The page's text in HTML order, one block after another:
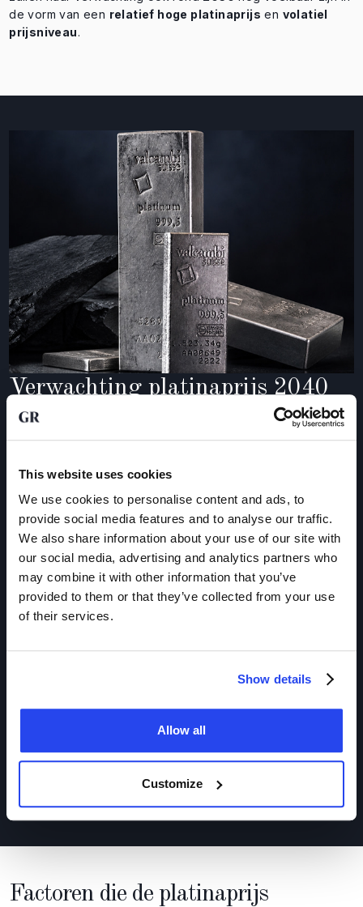
This website uses cookies
We use cookies to personalise content and ads, to
provide social media features and to analyse our traffic.
We also share information about your use of our site with
our social media, advertising and analytics partners who
may combine it with other information that you’ve
provided to them or that they’ve collected from your use
of their services.
Show details
Allow all
Customize
de vorm van een relatief hoge platinaprijs en volatiel
prijsniveau.
Verwachting platinaprijs 2040
Deverwachting platina prijs 2040
is per definitie
onzeker. Toch zijn er duidelijke langetermijnfactoren die
enhogere productiekosten
mogelijkheden.
Als we uitgaan van hetgemiddeld jaarlijks rendement van
platinum van 8% over de afgelopen 20 jaar en J.P.
Morgan's voorspelde platinaprijs van zo'n $1.800 per troy
ounce in 2026, dan zou de platinaprijs in
2040
uitkomen op ruim
$5.000 per troy ounce.
Voorspelling
30 juli 2026 14:58
Factoren die de platinaprijs